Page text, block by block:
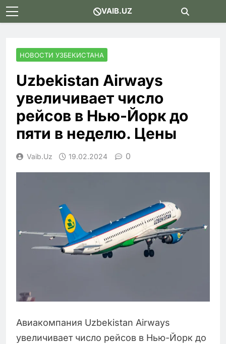
Skip
to
VAIB.UZ
НОВОСТИ УЗБЕКИСТАНА
Uzbekistan Airways
увеличивает число
рейсов в Нью-Йорк до
пяти в неделю. Цены
Vaib.uz 19.02.2024 0
Авиакомпания Uzbekistan Airways
увеличивает число рейсов в Нью-Йорк до